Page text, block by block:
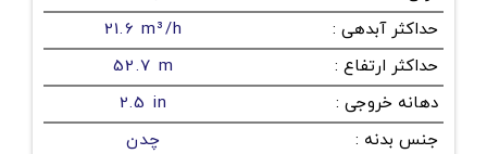
حداکثر آبدهی :
21.6 m³/h
حداکثر ارتفاع :
52.7 m
دهانه خروجی :
2.5 in
جنس بدنه :
چدن